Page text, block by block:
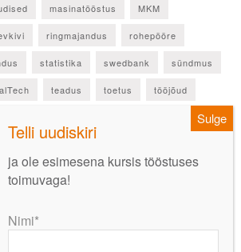
masinatööstus MKM
ringmajandus rohepööre
statistika swedbank sündmus
teadus toetus tööjõud
kursis oluliste uudistega!
ja ole esimesena kursis tööstuses
toimuvaga!
Nimi*